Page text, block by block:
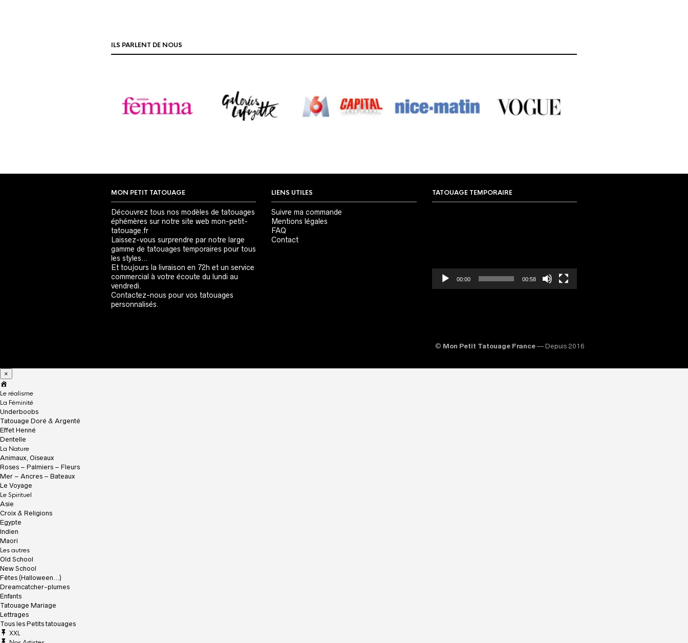
ILS PARLENT DE NOUS
MON PETIT TATOUAGE
Découvrez tous nos modèles de tatouages
éphémères sur notre site web mon-petit-
tatouage.fr
Laissez-vous surprendre par notre large
gamme de tatouages temporaires pour tous
les styles…
Et toujours la livraison en 72h et un service
commercial à votre écoute du lundi au
vendredi.
Contactez-nous pour vos tatouages
personnalisés.
LIENS UTILES
Suivre ma commande
Mentions légales
FAQ
Contact
TATOUAGE TEMPORAIRE
00:00 00:58
© Mon Petit Tatouage France — Depuis 2016
×
c
c
u
e
i
l
Le réalisme
La Féminité
Underboobs
Tatouage Doré & Argenté
Effet Henné
Dentelle
La Nature
Animaux, Oiseaux
Roses – Palmiers – Fleurs
Mer – Ancres – Bateaux
Le Voyage
Le Spirituel
Asie
Croix & Religions
Egypte
Indien
Maori
Les autres
Old School
New School
Fêtes (Halloween…)
Dreamcatcher-plumes
Enfants
Tatouage Mariage
Lettrages
Tous les Petits tatouages
XXL